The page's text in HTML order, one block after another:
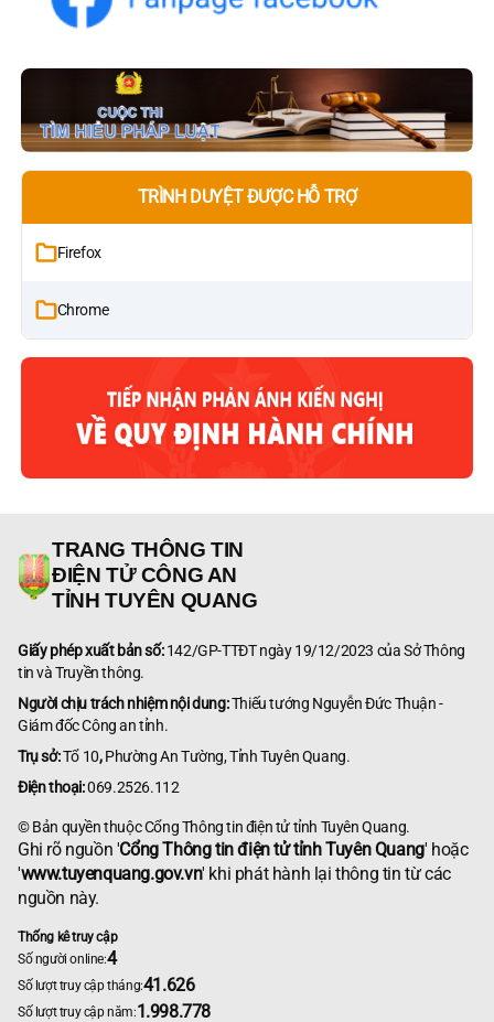
TRÌNH DUYỆT ĐƯỢC HỖ TRỢ
Firefox
Chrome
TRANG THÔNG TIN
ĐIỆN TỬ CÔNG AN
TỈNH TUYÊN QUANG
Giấy phép xuất bản số:142/GP-TTĐT ngày 19/12/2023 của Sở Thông
tin và Truyền thông.
Người chịu trách nhiệm nội dung:Thiếu tướng Nguyễn Đức Thuận -
Giám đốc Công an tỉnh.
Trụ sở:Tổ 10,Phường An Tường, Tỉnh Tuyên Quang.
Điện thoại:069.2526.112
© Bản quyền thuộc Cổng Thông tin điện tử tỉnh Tuyên Quang.
Ghi rõ nguồn 'Cổng Thông tin điện tử tỉnh Tuyên Quang' hoặc
'www.tuyenquang.gov.vn' khi phát hành lại thông tin từ các
nguồn này.
Thống kê truy cập
Số người online:4
Số lượt truy cập tháng:41.626
Số lượt truy cập năm:1.998.778